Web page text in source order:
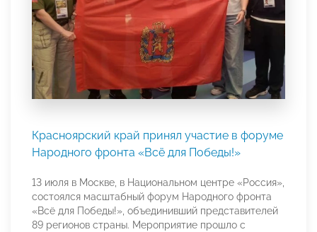
Красноярский край принял участие в форуме
Народного фронта «Всё для Победы!»
13 июля в Москве, в Национальном центре «Россия»,
состоялся масштабный форум Народного фронта
«Всё для Победы!», объединивший представителей
89 регионов страны. Мероприятие прошло с